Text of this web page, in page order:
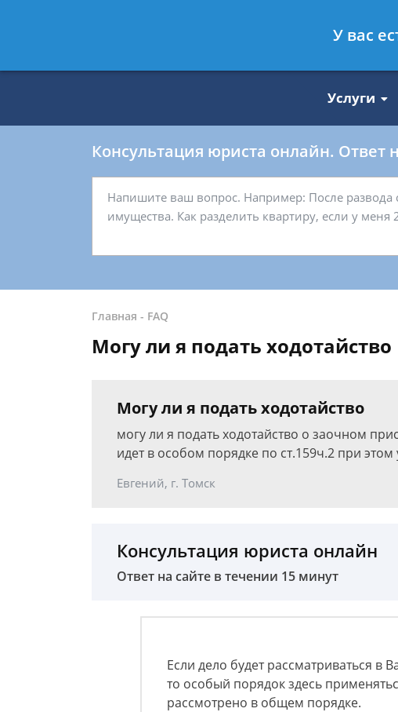
8 812 509-27-47
Услуги
Консультация юриста онлайн. Ответ
Главная - FAQ
Могу ли я подать ходотайство
Могу ли я подать ходотайство
могу ли я подать ходотайство о заочном
идет в особом порядке по ст.159ч.2 при
Евгений, г. Томск
Консультация юриста онлайн
Ответ на сайте в течении 15 минут
Если дело будет рассматриваться в
то особый порядок здесь
рассмотрено в общем порядке.
У вас